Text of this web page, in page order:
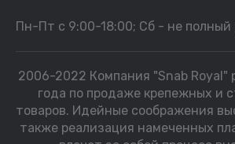
Пн-Пт с 9:00-18:00; Сб - не полный
2006-2022 Компания "Snab Royal"
года по продаже крепежных и
товаров. Идейные соображения
также реализация намеченных